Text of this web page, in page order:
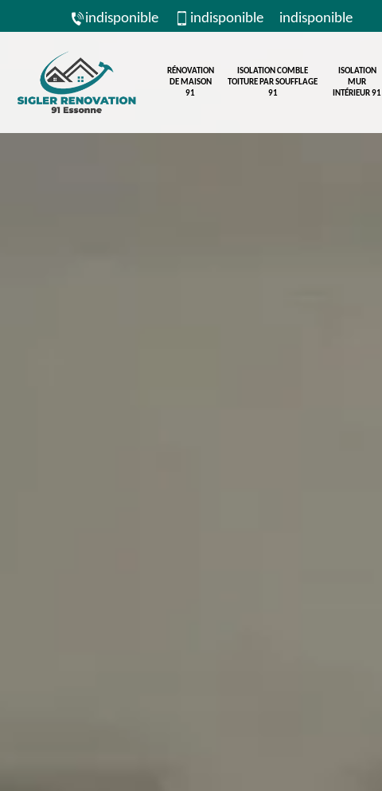
indisponible indisponible indisponible
RÉNOVATION
DE MAISON
91
ISOLATION COMBLE
TOITURE PAR SOUFFLAGE
91
ISOLATION
MUR
INTÉRIEUR 91